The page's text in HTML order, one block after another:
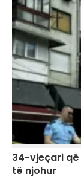
34-vjeçari
të njohur